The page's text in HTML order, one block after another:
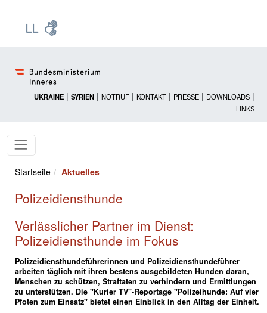
UKRAINE | SYRIEN | NOTRUF | KONTAKT | PRESSE | DOWNLOADS |
LINKS
Startseite Aktuelles
Polizeidiensthunde
Verlässlicher Partner im Dienst:
Polizeidiensthunde im Fokus
Polizeidiensthundeführerinnen und Polizeidiensthundeführer
arbeiten täglich mit ihren bestens ausgebildeten Hunden daran,
Menschen zu schützen, Straftaten zu verhindern und Ermittlungen
zu unterstützen. Die "Kurier TV"-Reportage "Polizeihunde: Auf vier
Pfoten zum Einsatz" bietet einen Einblick in den Alltag der Einheit.